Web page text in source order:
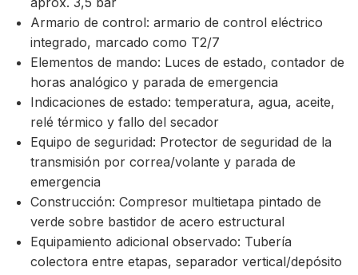
Armario de control: armario de control eléctrico
integrado, marcado como T2/7
Elementos de mando: Luces de estado, contador de
horas analógico y parada de emergencia
Indicaciones de estado: temperatura, agua, aceite,
relé térmico y fallo del secador
Equipo de seguridad: Protector de seguridad de la
transmisión por correa/volante y parada de
emergencia
Construcción: Compresor multietapa pintado de
verde sobre bastidor de acero estructural
Equipamiento adicional observado: Tubería
colectora entre etapas, separador vertical/depósito